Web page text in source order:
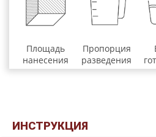
Площадь
нанесения
Пропорция
разведения
ИНСТРУКЦИЯ